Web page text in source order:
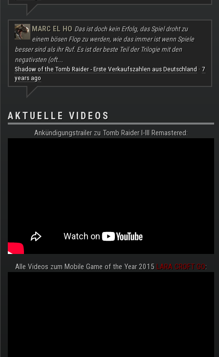
MARC EL HO Das ist doch kein Erfolg, das Spiel droht zu
einem bösen Flop zu werden, wie das immer ist wenn Spiele
besser sind als ihr Ruf. Es ist der beste Teil der Trilogie mit den
negativsten (oft...
Shadow of the Tomb Raider - Erste Verkaufszahlen aus Deutschland · 7
years ago
AKTUELLE VIDEOS
Ankündigungstrailer zu Tomb Raider I-III Remastered:
Alle Videos zum Mobile Game of the Year 2015 LARA CROFT GO: